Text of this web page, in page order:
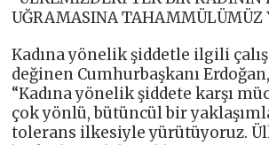
UĞRAMASINA TAHAMMÜLÜMÜZ
Kadına yönelik şiddetle ilgili
değinen Cumhurbaşkanı
“Kadına yönelik şiddete karşı
çok yönlü, bütüncül bir
tolerans ilkesiyle yürütüyoruz.